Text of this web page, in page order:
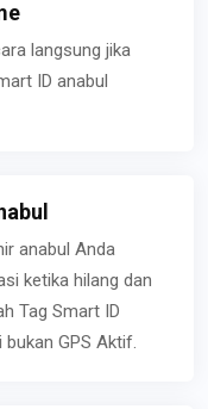
langsung jika
ID anabul
anabul Anda
ketika hilang dan
Tag Smart ID
GPS Aktif.